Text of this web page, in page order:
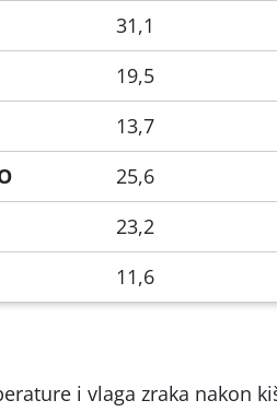
31,1
19,5
13,7
25,6
23,2
11,6
i vlaga zraka nakon